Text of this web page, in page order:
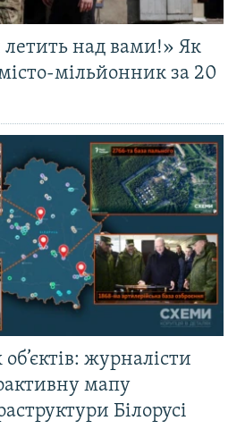
летить над вами!» Як
мільйонник за 20
журналісти
мапу
Білорусі